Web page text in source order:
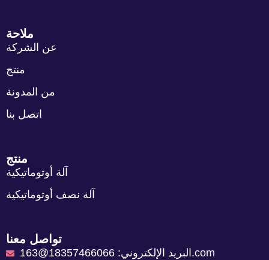
ملاحة
عن الشركة
منتج
من المدونة
اتصل بنا
منتج
آلة أوتوماتيكية
آلة نصف أوتوماتيكية
تواصل معنا
البريد الإلكتروني: 18357466066@163.com